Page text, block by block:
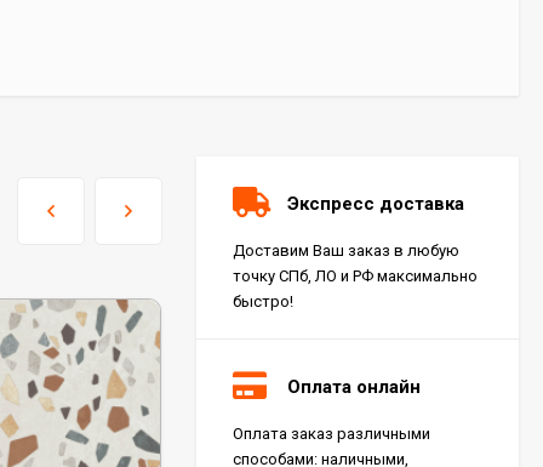
Экспресс доставка
Доставим Ваш заказ в любую
точку СПб, ЛО и РФ максимально
быстро!
Оплата онлайн
Оплата заказ различными
способами: наличными,
Керамогранит Italon
Charme Extra Silver Ret